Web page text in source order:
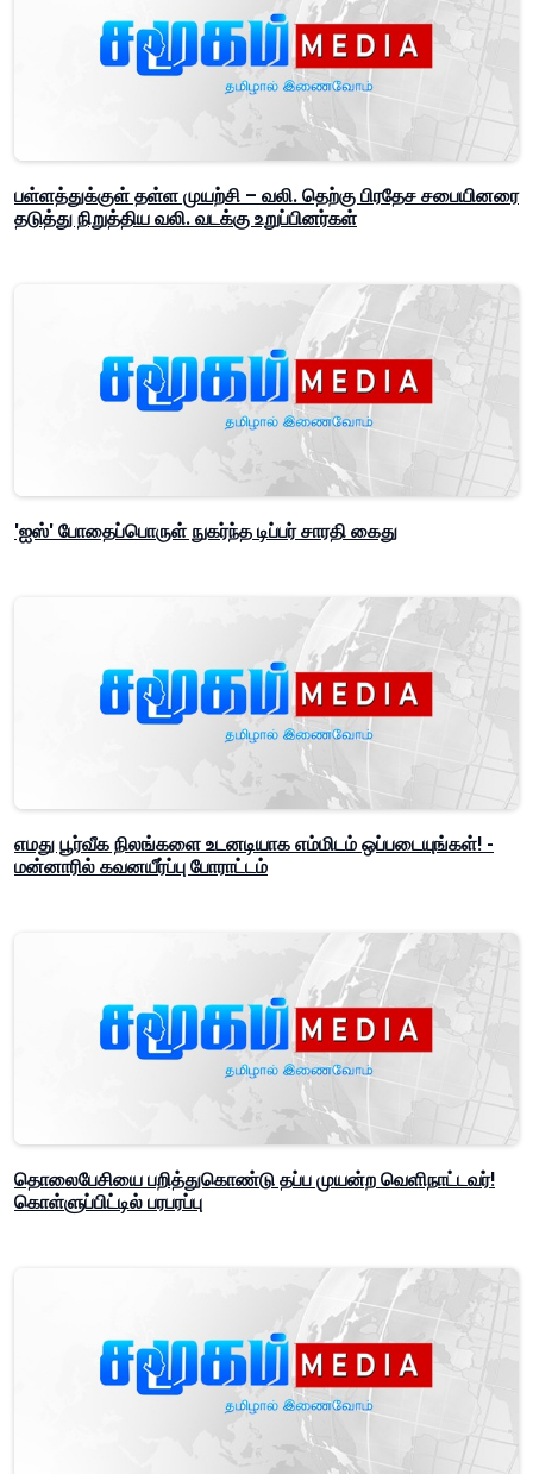
பள்ளத்துக்குள் தள்ள முயற்சி – வலி. தெற்கு பிரதேச சபையினரை
தடுத்து நிறுத்திய வலி. வடக்கு உறுப்பினர்கள்
'ஐஸ்' போதைப்பொருள் நுகர்ந்த டிப்பர் சாரதி கைது
எமது பூர்வீக நிலங்களை உடனடியாக எம்மிடம் ஒப்படையுங்கள்! -
மன்னாரில் கவனயீர்ப்பு போராட்டம்
தொலைபேசியை பறித்துகொண்டு தப்ப முயன்ற வெளிநாட்டவர்!
கொள்ளுப்பிட்டில் பரபரப்பு